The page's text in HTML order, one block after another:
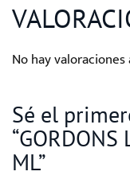
No hay valoraciones
Sé el
ML”